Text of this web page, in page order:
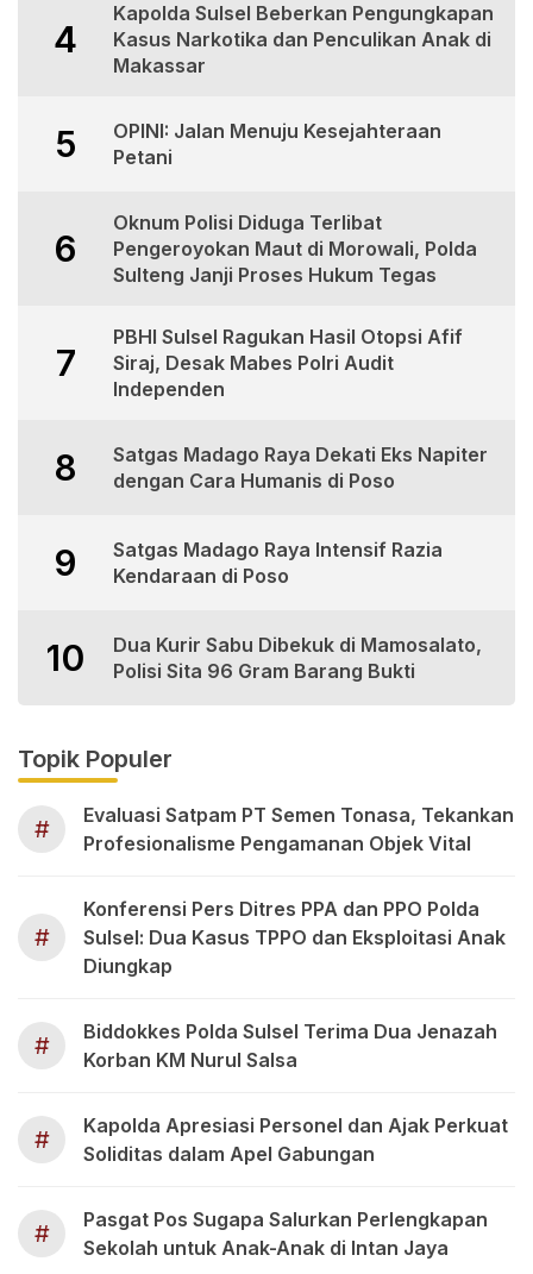
4
Kapolda Sulsel Beberkan Pengungkapan
Kasus Narkotika dan Penculikan Anak di
Makassar
5
OPINI: Jalan Menuju Kesejahteraan
Petani
6
Oknum Polisi Diduga Terlibat
Pengeroyokan Maut di Morowali, Polda
Sulteng Janji Proses Hukum Tegas
7
PBHI Sulsel Ragukan Hasil Otopsi Afif
Siraj, Desak Mabes Polri Audit
Independen
8
Satgas Madago Raya Dekati Eks Napiter
dengan Cara Humanis di Poso
9
Satgas Madago Raya Intensif Razia
Kendaraan di Poso
10
Dua Kurir Sabu Dibekuk di Mamosalato,
Polisi Sita 96 Gram Barang Bukti
Topik Populer
#
Evaluasi Satpam PT Semen Tonasa, Tekankan
Profesionalisme Pengamanan Objek Vital
#
Konferensi Pers Ditres PPA dan PPO Polda
Sulsel: Dua Kasus TPPO dan Eksploitasi Anak
Diungkap
#
Biddokkes Polda Sulsel Terima Dua Jenazah
Korban KM Nurul Salsa
#
Kapolda Apresiasi Personel dan Ajak Perkuat
Soliditas dalam Apel Gabungan
#
Pasgat Pos Sugapa Salurkan Perlengkapan
Sekolah untuk Anak-Anak di Intan Jaya